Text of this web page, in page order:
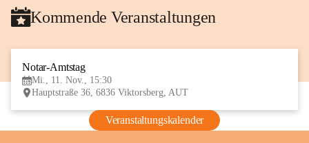
Kommende Veranstaltungen
Notar-Amtstag
Mi., 11. Nov., 15:30
Hauptstraße 36, 6836 Viktorsberg, AUT
Veranstaltungskalender